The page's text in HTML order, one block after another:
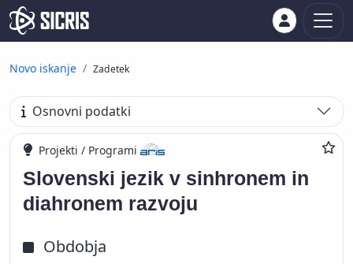
Novo iskanje Zadetek
Osnovni podatki
Projekti / Programi
Slovenski jezik v sinhronem in
diahronem razvoju
Obdobja